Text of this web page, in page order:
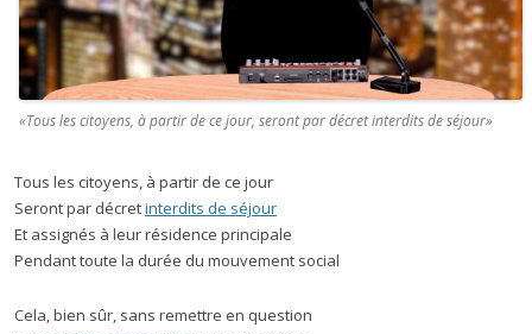
«Tous les citoyens, à partir de ce jour, seront par décret interdits de séjour»
Tous les citoyens, à partir de ce jour
Seront par décretinterdits de séjour
Et assignés à leur résidence principale
Pendant toute la durée du mouvement social
Cela, bien sûr, sans remettre en question